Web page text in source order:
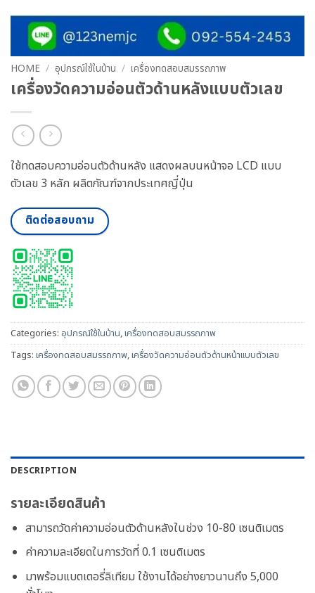
HOME / อุปกรณ์ใช้ในบ้าน / เครื่องทดสอบสมรรถภาพ
เครื่องวัดความอ่อนตัวด้านหลังแบบตัวเลข
ใช้ทดสอบความอ่อนตัวด้านหลัง แสดงผลบนหน้าจอ LCD แบบ
ตัวเลข 3 หลัก ผลิตภัณฑ์จากประเทศญี่ปุ่น
ติดต่อสอบถาม
Categories: อุปกรณ์ใช้ในบ้าน,เครื่องทดสอบสมรรถภาพ
Tags: เครื่องทดสอบสมรรถภาพ,เครื่องวัดความอ่อนตัวด้านหน้าแบบตัวเลข
DESCRIPTION
รายละเอียดสินค้า
สามารถวัดค่าความอ่อนตัวด้านหลังในช่วง 10-80 เซนติเมตร
ค่าความละเอียดในการวัดที่ 0.1 เซนติเมตร
มาพร้อมแบตเตอรี่ลิเทียม ใช้งานได้อย่างยาวนานถึง 5,000